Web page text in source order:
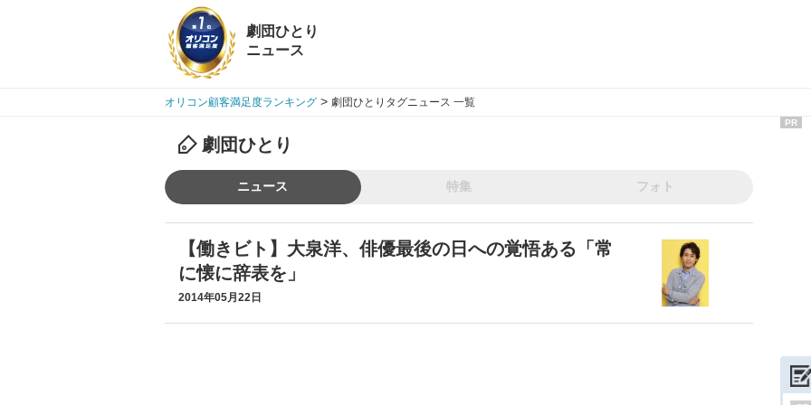
劇団ひとり
ニュース
オリコン顧客満足度ランキング > 劇団ひとりタグニュース 一覧
劇団ひとり
ニュース 特集 フォト
【働きビト】大泉洋、俳優最後の日への覚悟ある「常
に懐に辞表を」
2014年05月22日
PR